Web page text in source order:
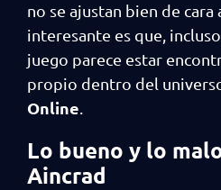
no se ajustan bien de cara
interesante es que,
juego parece estar
propio dentro del
Online
Lo bueno y lo
Aincrad